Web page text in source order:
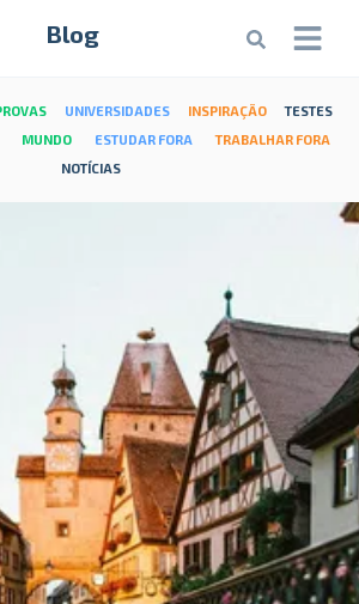
Blog
UNIVERSIDADES INSPIRAÇÃO
TESTES
MUNDO ESTUDAR FORA
TRABALHAR FORA
NOTÍCIAS